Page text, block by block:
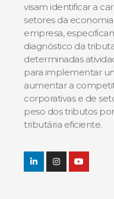
visam identificar a
setores da
empresa,
diagnóstico da
determinadas
para implementar
aumentar a
corporativas e de
peso dos tributos
tributária eficiente.